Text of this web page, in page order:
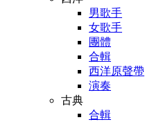
男歌手
女歌手
團體
合輯
西洋原聲帶
演奏
古典
合輯